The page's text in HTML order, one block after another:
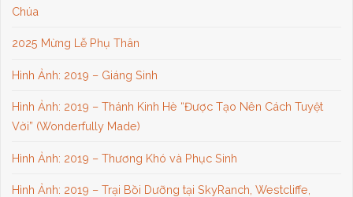
Chúa
2025 Mừng Lễ Phụ Thân
Hình Ảnh: 2019 – Giáng Sinh
Hình Ảnh: 2019 – Thánh Kinh Hè “Được Tạo Nên Cách Tuyệt
Vời” (Wonderfully Made)
Hình Ảnh: 2019 – Thương Khó và Phục Sinh
Hình Ảnh: 2019 – Trại Bồi Dưỡng tại SkyRanch, Westcliffe,